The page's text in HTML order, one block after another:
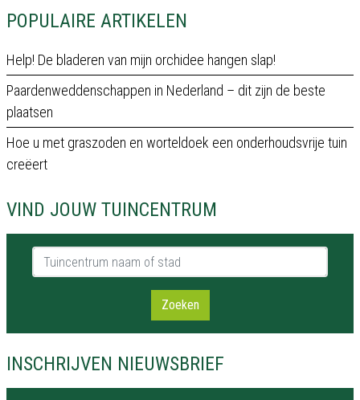
POPULAIRE ARTIKELEN
Help! De bladeren van mijn orchidee hangen slap!
Paardenweddenschappen in Nederland – dit zijn de beste
plaatsen
Hoe u met graszoden en worteldoek een onderhoudsvrije tuin
creëert
VIND JOUW TUINCENTRUM
Tuincentrum naam of stad
Zoeken
INSCHRIJVEN NIEUWSBRIEF